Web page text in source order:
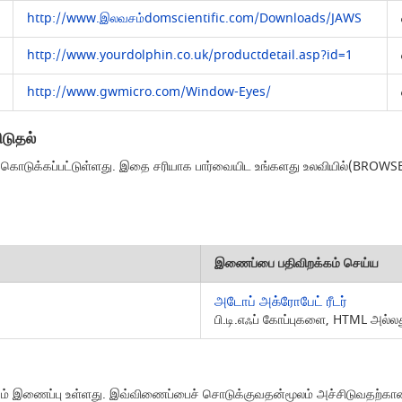
http://www.இலவசம்domscientific.com/Downloads/JAWS
http://www.yourdolphin.co.uk/productdetail.asp?id=1
http://www.gwmicro.com/Window-Eyes/
இதை சரியாக பார்வையிட உங்களது
இணைப்பை பதிவிறக்கம் செய்ய
அடோப் அக்ரோபேட் ரீடர்
பி.டி.எஃப் கோப்புகளை, HTML
இணைப்பு உள்ளது. இவ்விணைப்பைச் சொடுக்குவதன்மூலம்